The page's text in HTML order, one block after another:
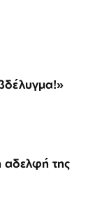
αδελφή της